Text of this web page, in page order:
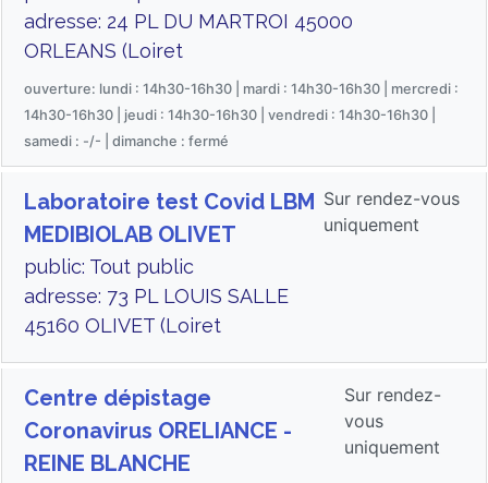
adresse: 24 PL DU MARTROI 45000
ORLEANS (Loiret
ouverture: lundi : 14h30-16h30 | mardi : 14h30-16h30 | mercredi :
14h30-16h30 | jeudi : 14h30-16h30 | vendredi : 14h30-16h30 |
samedi : -/- | dimanche : fermé
Laboratoire test Covid LBM
MEDIBIOLAB OLIVET
public: Tout public
adresse: 73 PL LOUIS SALLE
45160 OLIVET (Loiret
Sur rendez-vous
uniquement
Centre dépistage
Coronavirus ORELIANCE -
REINE BLANCHE
Sur rendez-
vous
uniquement